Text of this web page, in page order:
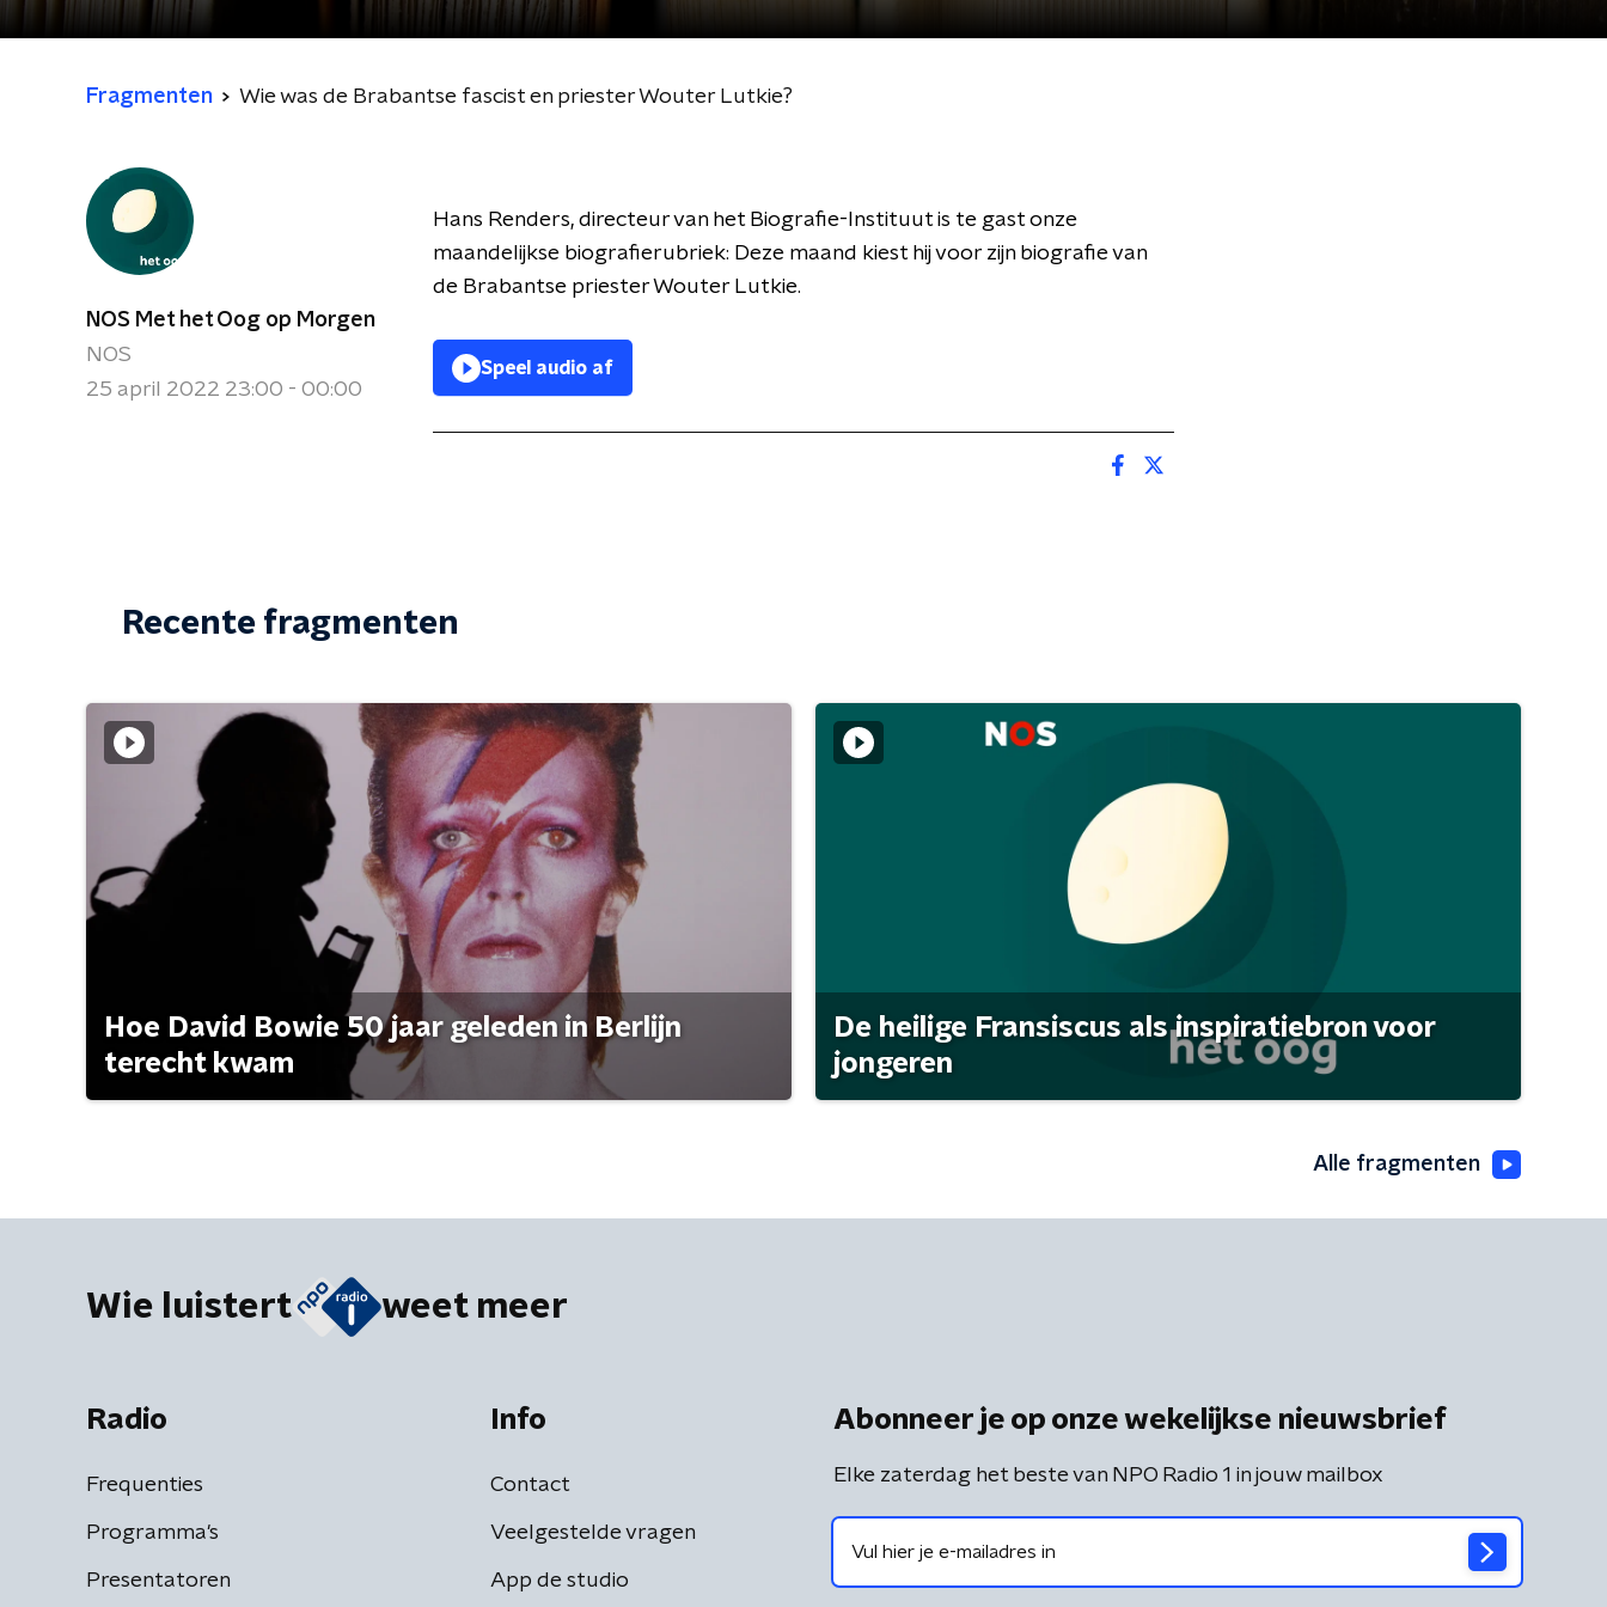
Fragmenten Wie was de Brabantse fascist en priester Wouter Lutkie?
NOS Met het Oog op Morgen
NOS
25 april 2022 23:00 - 00:00
Hans Renders, directeur van het Biografie-Instituut is te gast onze
maandelijkse biografierubriek: Deze maand kiest hij voor zijn biografie van
de Brabantse priester Wouter Lutkie.
Speel audio af
Recente fragmenten
Hoe David Bowie 50 jaar geleden in Berlijn
terecht kwam
De heilige Fransiscus als inspiratiebron voor
jongeren
Alle fragmenten
Wie luistert weet meer
Radio
Frequenties
Programma's
Presentatoren
Info
Contact
Veelgestelde vragen
App de studio
Abonneer je op onze wekelijkse nieuwsbrief
Elke zaterdag het beste van NPO Radio 1 in jouw mailbox